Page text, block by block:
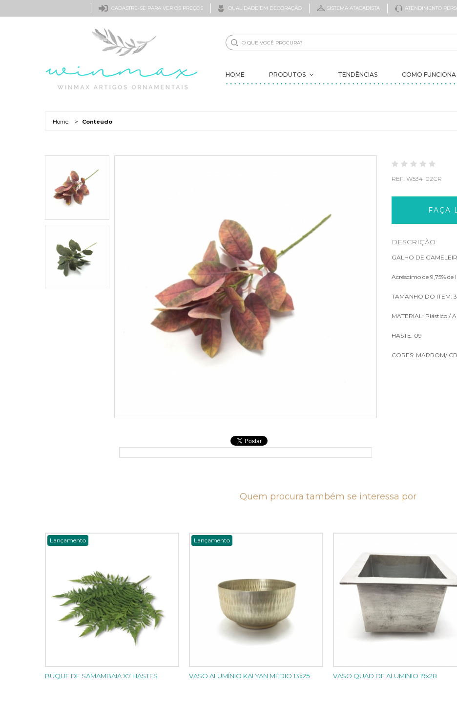
CADASTRE-SE PARA VER OS PREÇOS QUALIDADE EM DECORAÇÃO SISTEMA ATACADISTA ATENDIMENTO
HOME PRODUTOS
LUMINÁRIAS
PLACA DE GRAMA
TENDÊNCIAS COMO FUNCIONA
Home > Conteúdo
REF. W534-02CR
DESCRIÇÃO
GALHO DE
Acréscimo de 9,75% de
TAMANHO DO ITEM:
MATERIAL: Plástico /
HASTE: 09
CORES: MARROM/
Quem procura também se interessa por
Lançamento
BUQUE DE SAMAMBAIA X7 HASTES
Lançamento
VASO ALUMÍNIO KALYAN MÉDIO 13x25 VASO QUAD DE ALUMINIO 19x28